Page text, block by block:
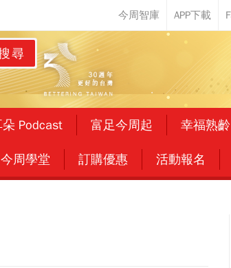
尋
Podcast 富足今周起 幸福熟齡
今周學堂 訂購優惠 活動報名